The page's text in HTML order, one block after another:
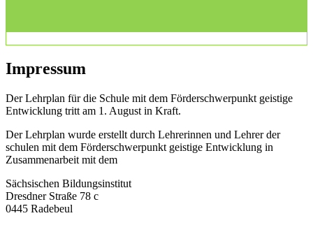
Impressum
Der Lehrplan für die Schule mit dem Förderschwerpunkt geistige
Entwicklung tritt am 1. August in Kraft.
Der Lehrplan wurde erstellt durch Lehrerinnen und Lehrer der
schulen mit dem Förderschwerpunkt geistige Entwicklung in
Zusammenarbeit mit dem
Sächsischen Bildungsinstitut
Dresdner Straße 78 c
0445 Radebeul